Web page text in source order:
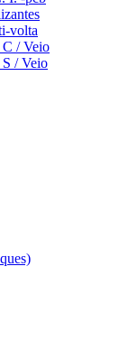
volta
C / Veio
/ Veio